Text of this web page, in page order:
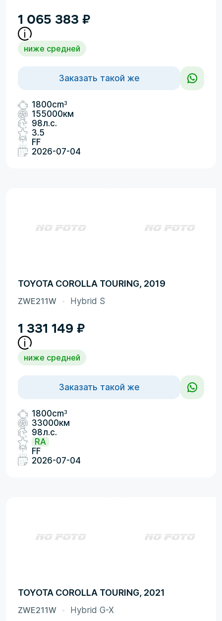
1 065 383 ₽
ниже средней
Заказать такой же
1800cm3
155000км
98л.с.
3.5
FF
2026-07-04
TOYOTA COROLLA TOURING, 2019
ZWE211W Hybrid S
1 331 149 ₽
ниже средней
Заказать такой же
1800cm3
33000км
98л.с.
RA
FF
2026-07-04
TOYOTA COROLLA TOURING, 2021
ZWE211W Hybrid G-X